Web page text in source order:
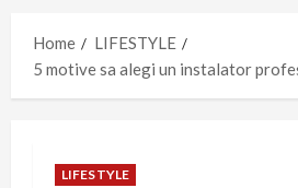
Home
LIFESTYLE
5 motive sa alegi un instalator
LIFESTYLE